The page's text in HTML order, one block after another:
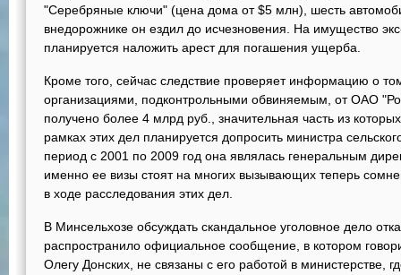
"Серебряные ключи" (цена дома от $5 млн), шесть
внедорожнике он ездил до исчезновения. На имущество
планируется наложить арест для погашения ущерба.
Кроме того, сейчас следствие проверяет информацию о
организациями, подконтрольными обвиняемым, от ОАО
получено более 4 млрд руб., значительная часть из
рамках этих дел планируется допросить министра
период с 2001 по 2009 год она являлась генеральным
именно ее визы стоят на многих вызывающих теперь
в ходе расследования этих дел.
В Минсельхозе обсуждать скандальное уголовное дело
распространило официальное сообщение, в котором
Олегу Донских, не связаны с его работой в министерстве,